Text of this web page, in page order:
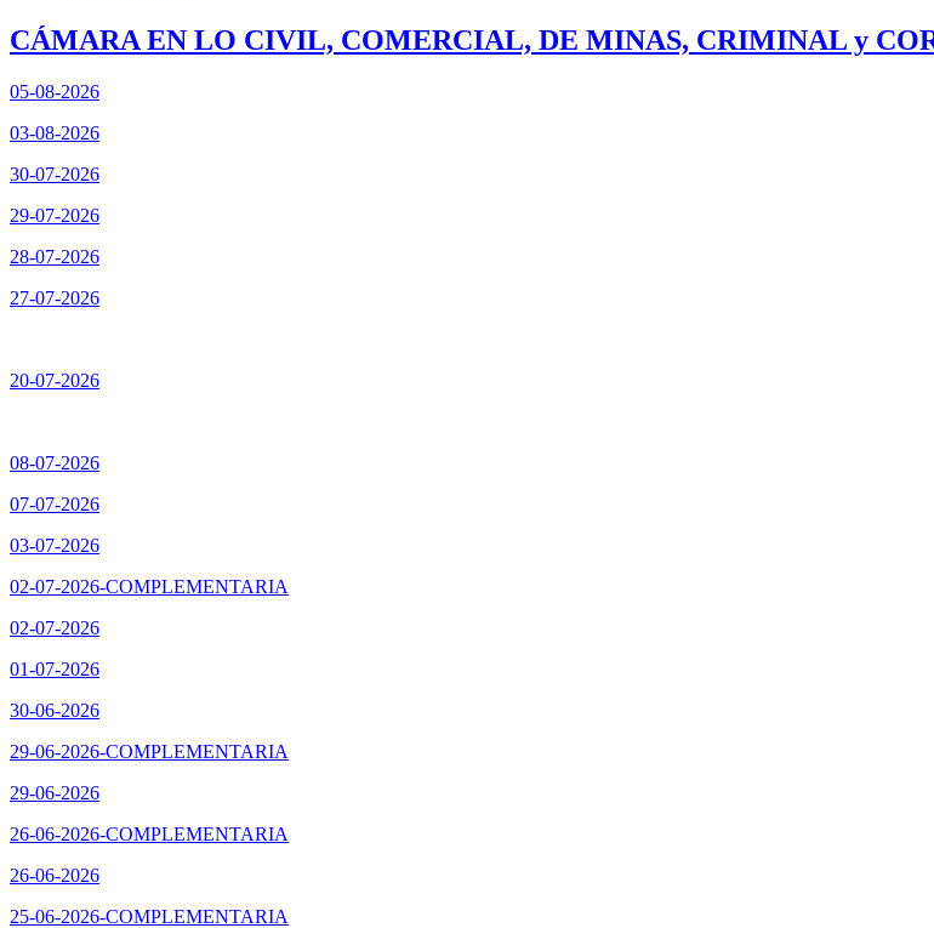
CÁMARA EN LO CIVIL, COMERCIAL, DE MINAS, CRIMINAL y
05-08-2026
03-08-2026
30-07-2026
29-07-2026
28-07-2026
27-07-2026
20-07-2026
08-07-2026
07-07-2026
03-07-2026
02-07-2026-COMPLEMENTARIA
02-07-2026
01-07-2026
30-06-2026
29-06-2026-COMPLEMENTARIA
29-06-2026
26-06-2026-COMPLEMENTARIA
26-06-2026
25-06-2026-COMPLEMENTARIA